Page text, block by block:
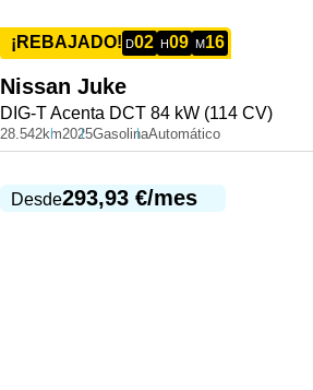
¡REBAJADO! D02 H09 M16
Nissan Juke
DIG-T Acenta DCT 84 kW (114 CV)
28.542km2025GasolinaAutomático
Desde293,93 €/mes